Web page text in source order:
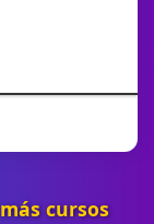
cursos